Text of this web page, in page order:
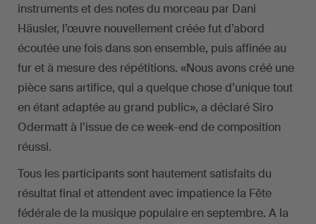
instruments et des notes du morceau par Dani
Häusler, l’œuvre nouvellement créée fut d’abord
écoutée une fois dans son ensemble, puis affinée au
fur et à mesure des répétitions. «Nous avons créé une
pièce sans artifice, qui a quelque chose d’unique tout
en étant adaptée au grand public», a déclaré Siro
Odermatt à l’issue de ce week-end de composition
réussi.
Tous les participants sont hautement satisfaits du
résultat final et attendent avec impatience la Fête
fédérale de la musique populaire en septembre. A la